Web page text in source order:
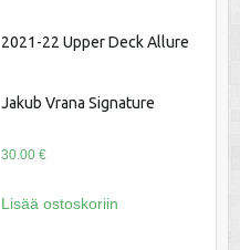
2021-22 Upper Deck Allure
Jakub Vrana Signature
30.00 €
Lisää ostoskoriin